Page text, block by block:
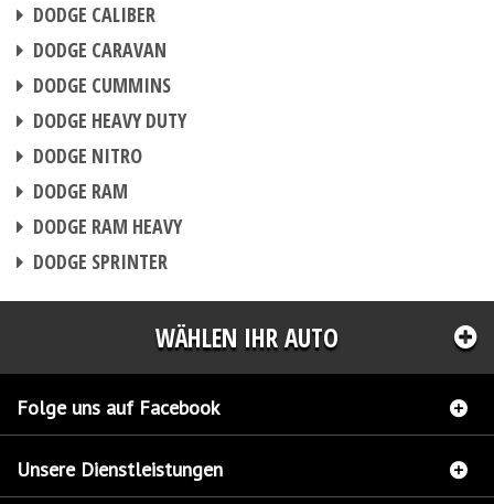
DODGE CALIBER
DODGE CARAVAN
DODGE CUMMINS
DODGE HEAVY DUTY
DODGE NITRO
DODGE RAM
DODGE RAM HEAVY
DODGE SPRINTER
WÄHLEN IHR AUTO
Folge uns auf Facebook
Unsere Dienstleistungen